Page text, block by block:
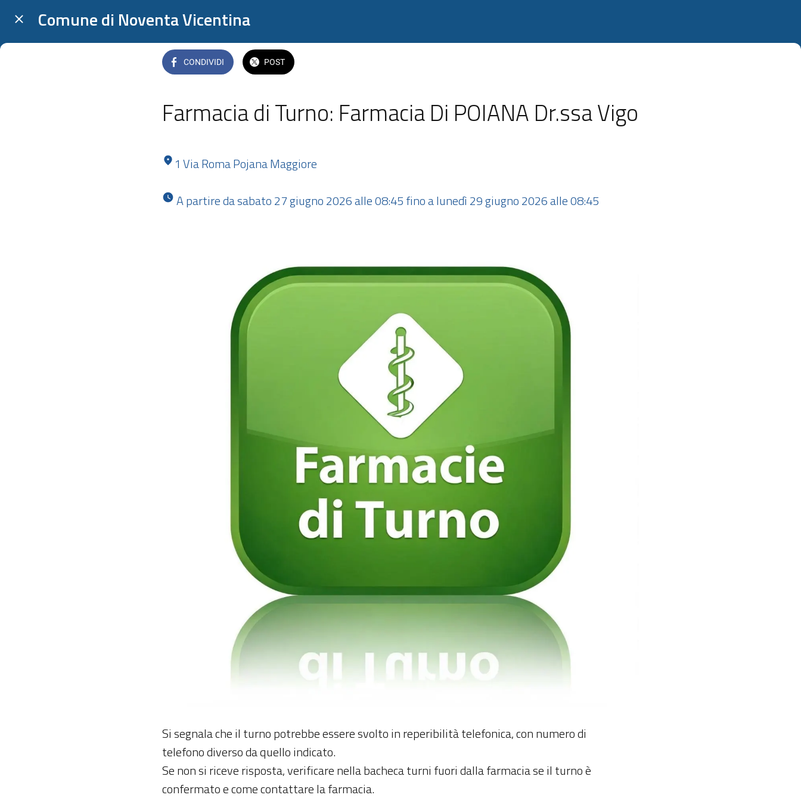
Comune di Noventa Vicentina
CONDIVIDI POST
Farmacia di Turno: Farmacia Di POIANA Dr.ssa Vigo
1 Via Roma Pojana Maggiore
A partire da sabato 27 giugno 2026 alle 08:45 fino a lunedì 29 giugno 2026 alle 08:45
Si segnala che il turno potrebbe essere svolto in reperibilità telefonica, con numero di
telefono diverso da quello indicato.
Se non si riceve risposta, verificare nella bacheca turni fuori dalla farmacia se il turno è
confermato e come contattare la farmacia.